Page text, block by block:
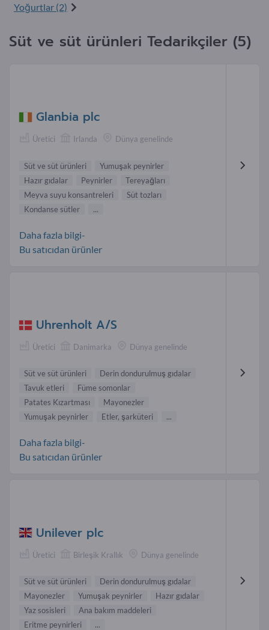
Yoğurtlar (2)
Süt ve süt ürünleri Tedarikçiler (5)
Glanbia plc
Üretici Irlanda Dünya genelinde
Süt ve süt ürünleri
Yumuşak peynirler
Hazır gıdalar
Peynirler
Tereyağları
Meyva suyu konsantreleri
Süt tozları
Kondanse sütler
...
Daha fazla bilgi-
Bu satıcıdan ürünler
Uhrenholt A/S
Üretici Danimarka Dünya genelinde
Süt ve süt ürünleri
Derin dondurulmuş gıdalar
Tavuk etleri
Füme somonlar
Patates Kızartması
Mayonezler
Yumuşak peynirler
Etler, şarküteri ...
Daha fazla bilgi-
Bu satıcıdan ürünler
Unilever plc
Üretici Birleşik Krallık Dünya genelinde
Süt ve süt ürünleri
Derin dondurulmuş gıdalar
Mayonezler
Yumuşak peynirler
Hazır gıdalar
Yaz sosisleri
Ana bakım maddeleri
Eritme peynirleri
...